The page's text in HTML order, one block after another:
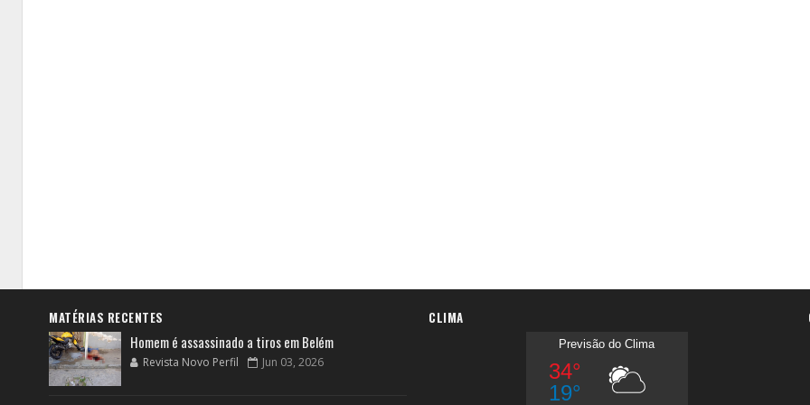
MATÉRIAS RECENTES
Homem é assassinado a tiros em Belém
Revista Novo Perfil Jun 03, 2026
CLIMA